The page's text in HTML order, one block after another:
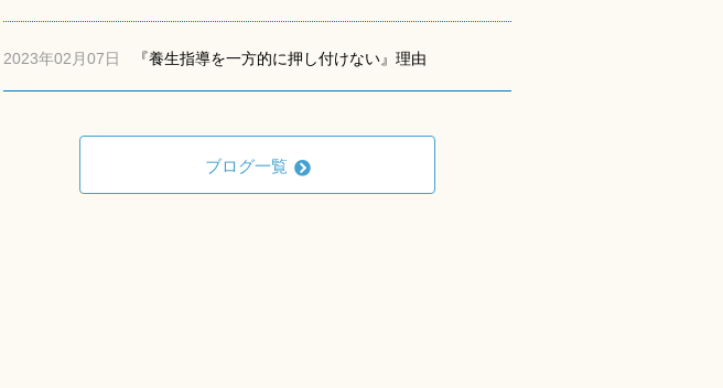
2023年02月07日 『養生指導を一方的に押し付けない』理由
ブログ一覧